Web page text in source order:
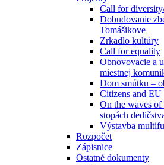
Call for
Dobudovanie
Tomášikove
Zrkadlo kultúry
Call for equality
Obnovovacie a
miestnej
Dom smútku –
Citizens and EU
On the waves of
stopách
Výstavba
Rozpočet
Zápisnice
Ostatné dokumenty